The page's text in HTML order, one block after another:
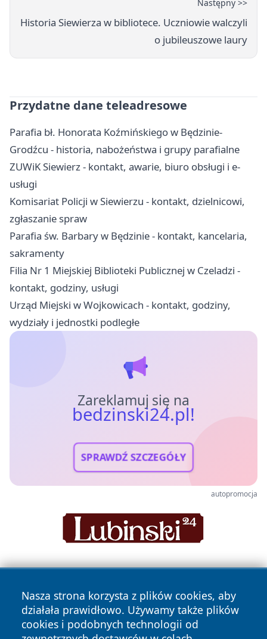
Następny >>
Historia Siewierza w bibliotece. Uczniowie walczyli
o jubileuszowe laury
Przydatne dane teleadresowe
Parafia bł. Honorata Koźmińskiego w Będzinie-
Grodźcu - historia, nabożeństwa i grupy parafialne
ZUWiK Siewierz - kontakt, awarie, biuro obsługi i e-
usługi
Komisariat Policji w Siewierzu - kontakt, dzielnicowi,
zgłaszanie spraw
Parafia św. Barbary w Będzinie - kontakt, kancelaria,
sakramenty
Filia Nr 1 Miejskiej Biblioteki Publicznej w Czeladzi -
kontakt, godziny, usługi
Urząd Miejski w Wojkowicach - kontakt, godziny,
wydziały i jednostki podległe
Zareklamuj się na
bedzinski24.pl!
SPRAWDŹ SZCZEGÓŁY
autopromocja
Nasza strona korzysta z plików cookies, aby
działała prawidłowo. Używamy także plików
cookies i podobnych technologii od